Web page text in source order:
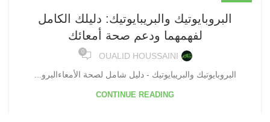
البروبايوتيك والبريبايوتيك: دليلك الكامل
لفهمهما ودعم صحة أمعائك
OUALID HOUSSAINI
0
البروبايوتيك والبريبايوتيك - دليل شامل لصحة الأمعاءالبرو...
CONTINUE READING